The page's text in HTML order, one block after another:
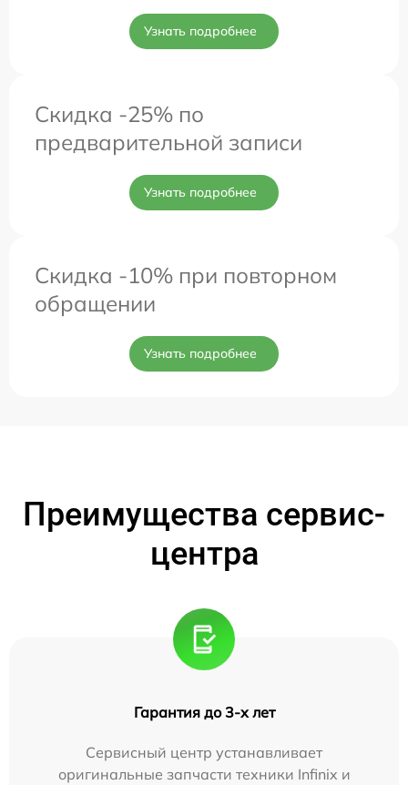
Узнать подробнее
Скидка -25% по
предварительной записи
Узнать подробнее
Скидка -10% при повторном
обращении
Узнать подробнее
Преимущества сервис-
центра
Гарантия до 3-х лет
Сервисный центр устанавливает
оригинальные запчасти техники Infinix и